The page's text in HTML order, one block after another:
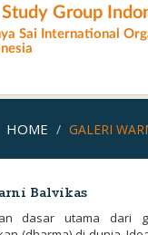
Study Group
Sai International
HOME GALERI
Balvikas
dasar utama dari